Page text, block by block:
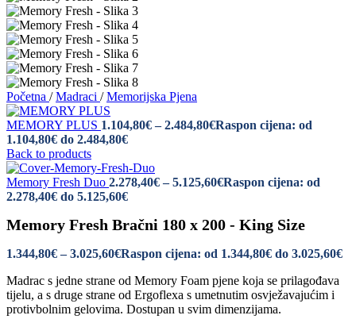
Početna / Madraci / Memorijska Pjena
MEMORY PLUS 1.104,80€ – 2.484,80€Raspon cijena: od
1.104,80€ do 2.484,80€
Back to products
Memory Fresh Duo 2.278,40€ – 5.125,60€Raspon cijena: od
2.278,40€ do 5.125,60€
Memory Fresh Bračni 180 x 200 - King Size
1.344,80€ – 3.025,60€Raspon cijena: od 1.344,80€ do 3.025,60€
Madrac s jedne strane od Memory Foam pjene koja se prilagođava
tijelu, a s druge strane od Ergoflexa s umetnutim osvježavajućim i
protivbolnim gelovima. Dostupan u svim dimenzijama.